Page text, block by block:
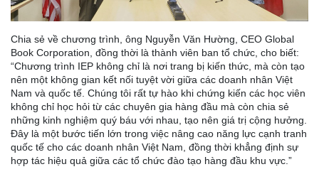
Chia sẻ về chương trình, ông Nguyễn Văn Hường, CEO Global
Book Corporation, đồng thời là thành viên ban tổ chức, cho biết:
“Chương trình IEP không chỉ là nơi trang bị kiến thức, mà còn tạo
nên một không gian kết nối tuyệt vời giữa các doanh nhân Việt
Nam và quốc tế. Chúng tôi rất tự hào khi chứng kiến các học viên
không chỉ học hỏi từ các chuyên gia hàng đầu mà còn chia sẻ
những kinh nghiệm quý báu với nhau, tạo nên giá trị cộng hưởng.
Đây là một bước tiến lớn trong việc nâng cao năng lực cạnh tranh
quốc tế cho các doanh nhân Việt Nam, đồng thời khẳng định sự
hợp tác hiệu quả giữa các tổ chức đào tạo hàng đầu khu vực.”